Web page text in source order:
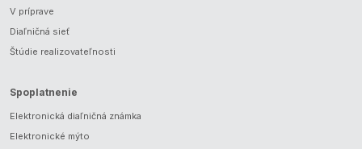
V príprave
Diaľničná sieť
Štúdie realizovateľnosti
Spoplatnenie
Elektronická diaľničná známka
Elektronické mýto